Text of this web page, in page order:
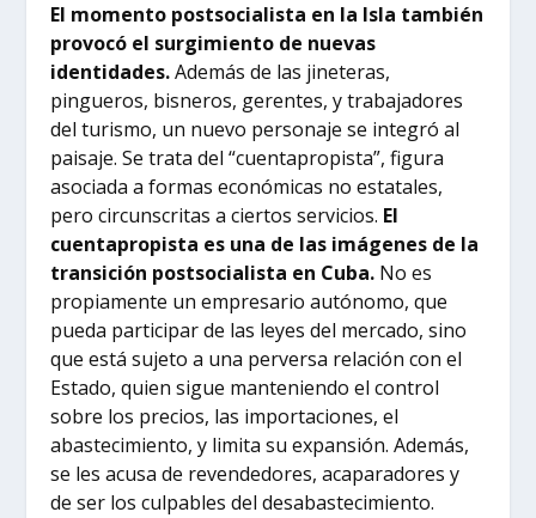
El momento postsocialista en la Isla también
provocó el surgimiento de nuevas
identidades.Además de las jineteras,
pingueros, bisneros, gerentes, y trabajadores
del turismo, un nuevo personaje se integró al
paisaje. Se trata del “cuentapropista”, figura
asociada a formas económicas no estatales,
pero circunscritas a ciertos servicios. El
cuentapropista es una de las imágenes de la
transición postsocialista en Cuba. No es
propiamente un empresario autónomo, que
pueda participar de las leyes del mercado, sino
que está sujeto a una perversa relación con el
Estado, quien sigue manteniendo el control
sobre los precios, las importaciones, el
abastecimiento, y limita su expansión. Además,
se les acusa de revendedores, acaparadores y
de ser los culpables del desabastecimiento.